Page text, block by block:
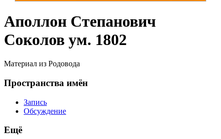
Аполлон Степанович
Соколов ум. 1802
Материал из Родовода
Пространства имён
Запись
Обсуждение
Ещё